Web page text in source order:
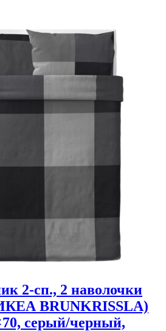
2-сп., 2 наволочки
BRUNKRISSLA)
серый/черный,